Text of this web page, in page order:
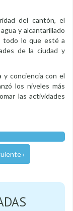
del cantón, el
y alcantarillado
todo lo que esté a
de la ciudad y
y conciencia con el
los niveles más
las actividades
›